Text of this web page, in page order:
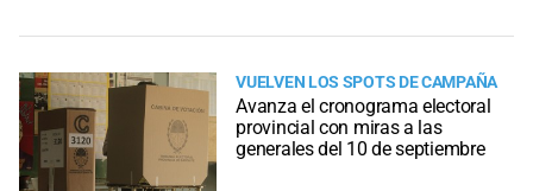
VUELVEN LOS SPOTS DE CAMPAÑA
Avanza el cronograma electoral
provincial con miras a las
generales del 10 de septiembre